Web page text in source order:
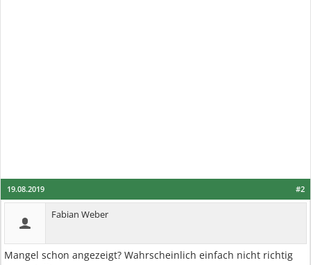
#2
19.08.2019
Fabian Weber
Mangel schon angezeigt? Wahrscheinlich einfach nicht richtig